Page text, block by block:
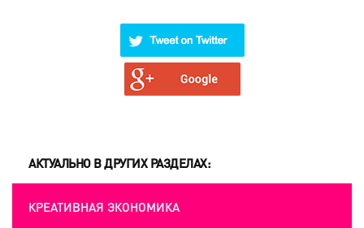
АКТУАЛЬНО В ДРУГИХ РАЗДЕЛАХ:
КРЕАТИВНАЯ ЭКОНОМИКА